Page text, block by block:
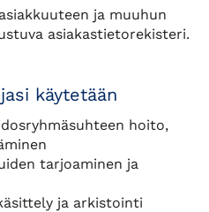
ja muuhun
asiakastietorekisteri.
käytetään
hoito,
tarjoaminen ja
ja arkistointi